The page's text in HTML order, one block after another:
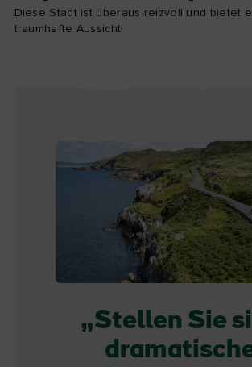
Diese Stadt ist überaus reizvoll und bietet
traumhafte Aussicht!
Stellen Sie